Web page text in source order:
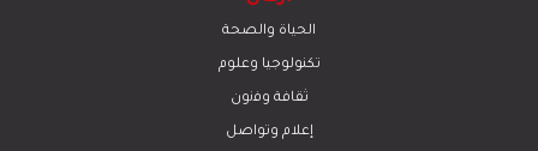
الحياة والصحة
تكنولوجيا وعلوم
ﺛﻘﺎﻓﺔ وﻓﻧون
إعلام وتواصل